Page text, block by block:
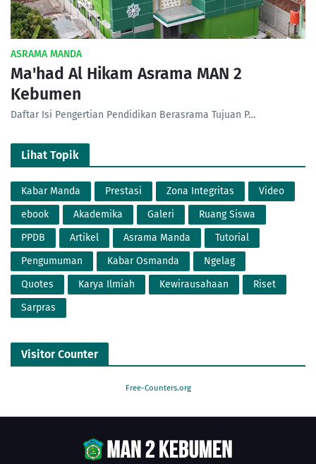
ASRAMA MANDA
Ma'had Al Hikam Asrama MAN 2
Kebumen
Daftar Isi Pengertian Pendidikan Berasrama Tujuan P…
Lihat Topik
Kabar Manda Prestasi Zona Integritas
Video
ebook
Akademika Galeri
Ruang Siswa
PPDB
Artikel Asrama Manda
Tutorial
Pengumuman
Kabar Osmanda
Ngelag
Quotes
Karya Ilmiah Kewirausahaan
Riset
Sarpras
Visitor Counter
Free-Counters.org